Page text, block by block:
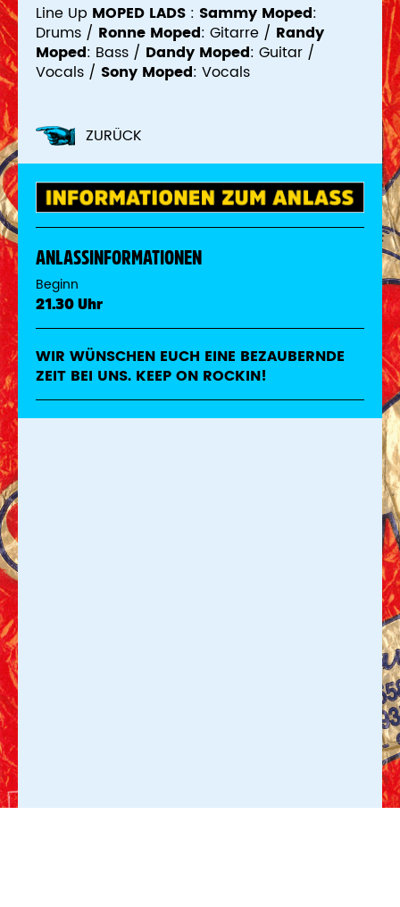
Line Up MOPED LADS : Sammy Moped:
Drums / Ronne Moped: Gitarre / Randy
Moped: Bass / Dandy Moped: Guitar /
Vocals / Sony Moped: Vocals
ZURÜCK
ANLASSINFORMATIONEN
Beginn
21.30 Uhr
WIR WÜNSCHEN EUCH EINE BEZAUBERNDE
ZEIT BEI UNS. KEEP ON ROCKIN!